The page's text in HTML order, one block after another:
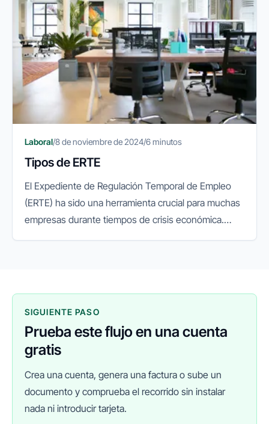
Laboral/8 de noviembre de 2024/6 minutos
Tipos de ERTE
El Expediente de Regulación Temporal de Empleo
(ERTE) ha sido una herramienta crucial para muchas
empresas durante tiempos de crisis económica.
SIGUIENTE PASO
Prueba este flujo en una cuenta
gratis
Crea una cuenta, genera una factura o sube un
documento y comprueba el recorrido sin instalar
nada ni introducir tarjeta.